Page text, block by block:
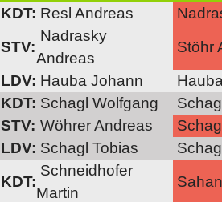
KDT: Resl Andreas
STV:
Nadrasky
Andreas
Stöhr
LDV: Hauba Johann
KDT: Schagl Wolfgang
STV: Wöhrer Andreas
LDV: Schagl Tobias
KDT:
Schneidhofer
Martin